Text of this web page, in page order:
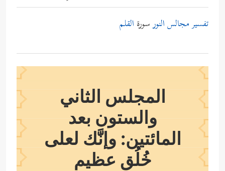
تفسير مجالس النورسورة القلم
المجلس الثاني
والستون بعد
المائتين: وإنَّك لعلى
خُلُق عظيم